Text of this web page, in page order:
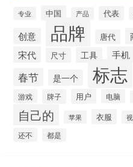
专业 中国 产品 代表
创意 品牌 唐代
宋代 尺寸 工具 手机
春节 是一个 标志
游戏 牌子 用户 电脑
自己的 苹果 衣服
还不 都是